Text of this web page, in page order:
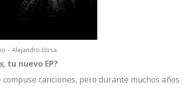
– Alejandro Llosa
tu nuevo EP?
canciones, pero durante muchos años